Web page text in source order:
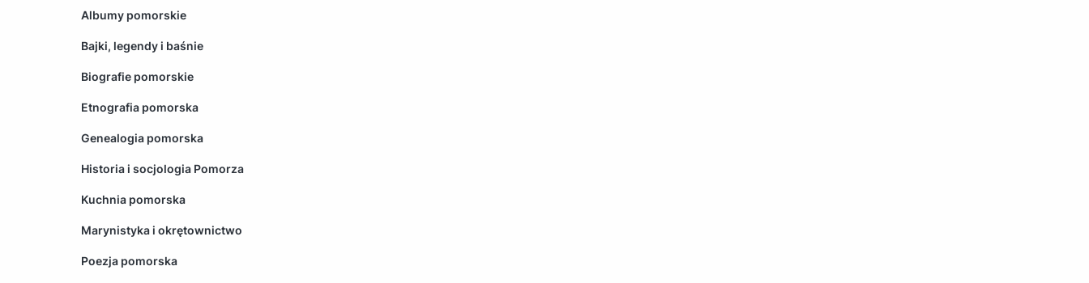
Albumy pomorskie
Bajki, legendy i baśnie
Biografie pomorskie
Etnografia pomorska
Genealogia pomorska
Historia i socjologia Pomorza
Kuchnia pomorska
Marynistyka i okrętownictwo
Poezja pomorska